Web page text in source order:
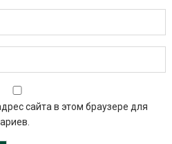
сайта в этом браузере для